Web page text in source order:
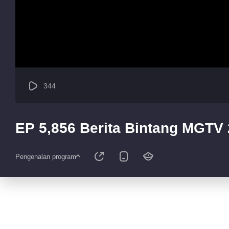
344
EP 5,856 Berita Bintang MGTV
Pengenalan program